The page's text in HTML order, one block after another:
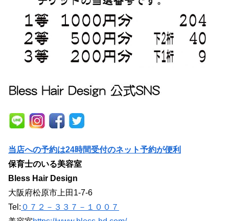
当店への予約は24時間受付のネット予約が便利
保育士のいる美容室
Bless Hair Design
大阪府松原市上田1-7-6
Tel: ０７２－３３７－１００７